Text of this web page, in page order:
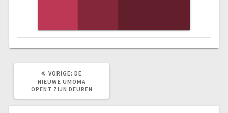
VORIGE: VORIG
BERICHT:
DE
NIEUWE UMOMA
OPENT ZIJN DEUREN